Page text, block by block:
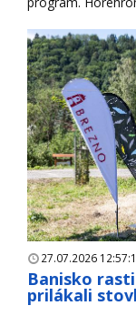
27.07.2026
Banisko
prilákali